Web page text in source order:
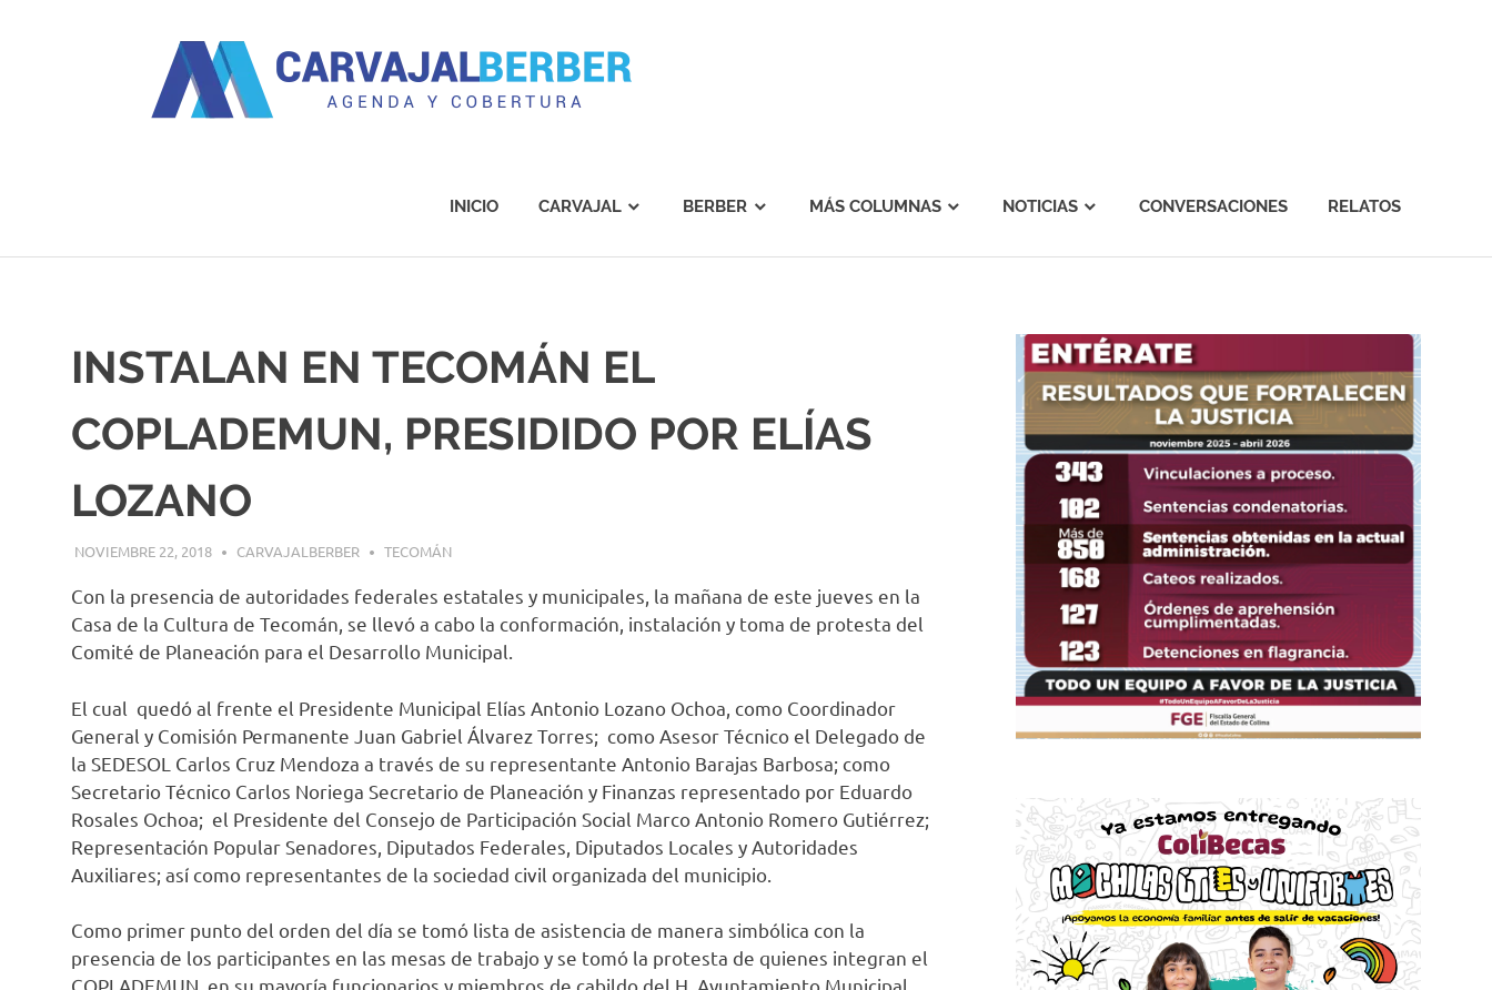
INICIO CARVAJAL BERBER MÁS COLUMNAS NOTICIAS CONVERSACIONES RELATOS
INSTALAN EN TECOMÁN EL
COPLADEMUN, PRESIDIDO POR ELÍAS
LOZANO
NOVIEMBRE 22, 2018 CARVAJALBERBER TECOMÁN
Con la presencia de autoridades federales estatales y municipales, la mañana de este jueves en la
Casa de la Cultura de Tecomán, se llevó a cabo la conformación, instalación y toma de protesta del
Comité de Planeación para el Desarrollo Municipal.
El cual quedó al frente el Presidente Municipal Elías Antonio Lozano Ochoa, como Coordinador
General y Comisión Permanente Juan Gabriel Álvarez Torres; como Asesor Técnico el Delegado de
la SEDESOL Carlos Cruz Mendoza a través de su representante Antonio Barajas Barbosa; como
Secretario Técnico Carlos Noriega Secretario de Planeación y Finanzas representado por Eduardo
Rosales Ochoa; el Presidente del Consejo de Participación Social Marco Antonio Romero Gutiérrez;
Representación Popular Senadores, Diputados Federales, Diputados Locales y Autoridades
Auxiliares; así como representantes de la sociedad civil organizada del municipio.
Como primer punto del orden del día se tomó lista de asistencia de manera simbólica con la
presencia de los participantes en las mesas de trabajo y se tomó la protesta de quienes integran el